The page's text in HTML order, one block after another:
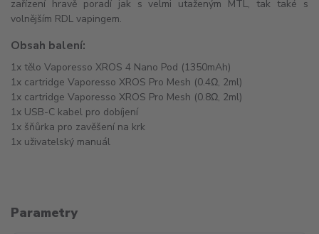
zařízení hravě poradí jak s velmi utaženým MTL, tak také s
volnějším RDL vapingem.
Obsah balení:
1x tělo Vaporesso XROS 4 Nano Pod (1350mAh)
1x cartridge Vaporesso XROS Pro Mesh (0.4Ω, 2ml)
1x cartridge Vaporesso XROS Pro Mesh (0.8Ω, 2ml)
1x USB-C kabel pro dobíjení
1x šňůrka pro zavěšení na krk
1x uživatelský manuál
Parametry